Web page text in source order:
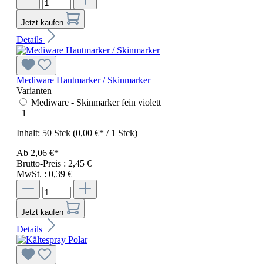
Jetzt kaufen
Details
Mediware Hautmarker / Skinmarker
Varianten
Mediware - Skinmarker fein violett
+1
Inhalt: 50 Stck (0,00 €* / 1 Stck)
Ab 2,06 €*
Brutto-Preis : 2,45 €
MwSt. : 0,39 €
Jetzt kaufen
Details